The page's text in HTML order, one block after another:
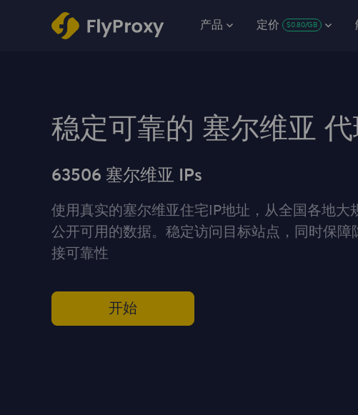
产品 定价 $0.80/GB
稳定可靠的 塞尔维亚 代
63506 塞尔维亚 IPs
使用真实的塞尔维亚住宅IP地址，从全国各地大
公开可用的数据。稳定访问目标站点，同时保障
接可靠性
开始